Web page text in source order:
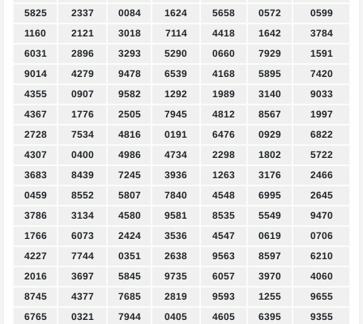
5825
2337 0084 1624 5658 0572
0599
1160
2121 3018 7114 4418 1642
3784
6031
2896 3293 5290 0660 7929
1591
9014
4279 9478 6539 4168 5895
7420
4355
0907 9582 1292 1989 3140
9033
4367
1776 2505 7945 4812 8567
1997
2728
7534 4816 0191 6476 0929
6822
4307
0400 4986 4734 2298 1802
5722
3683
8439 7245 3936 1263 3176
2466
0459
8552 5807 7840 4548 6995
2645
3786
3134 4580 9581 8535 5549
9470
1766
6073 2424 3536 4547 0619
0706
4227
7744 0351 2638 9563 8597
6210
2016
3697 5845 9735 6057 3970
4060
8745
4377 7685 2819 9593 1255
9655
6765
0321 7944 0405 4605 6395
9355